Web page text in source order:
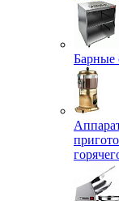
Барные